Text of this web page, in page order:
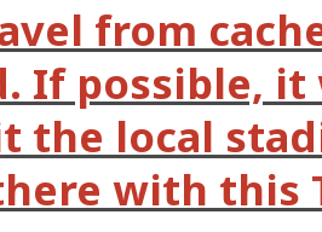
from
If possible, it
the local
with this